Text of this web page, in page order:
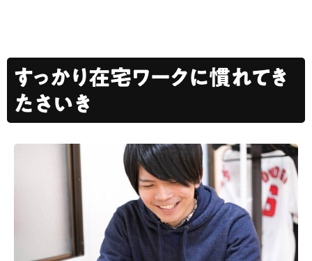
すっかり在宅ワークに慣れてき
たさいき